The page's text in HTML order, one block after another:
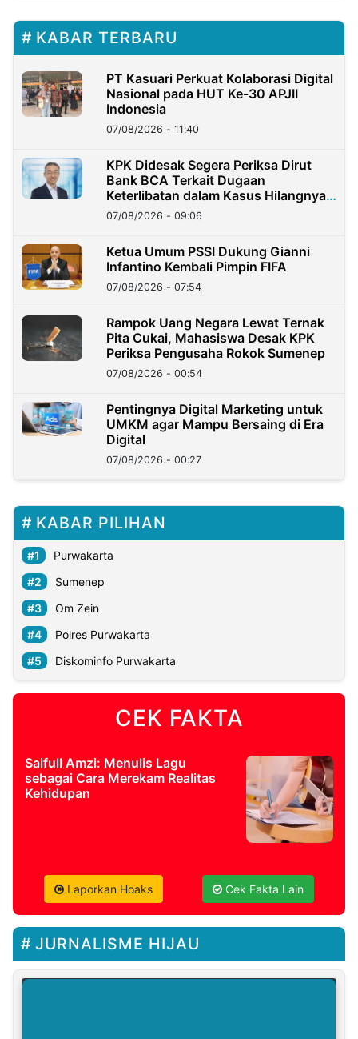
KABAR TERBARU
PT Kasuari Perkuat Kolaborasi Digital
Nasional pada HUT Ke-30 APJII
Indonesia
07/08/2026 - 11:40
KPK Didesak Segera Periksa Dirut
Bank BCA Terkait Dugaan
Keterlibatan dalam Kasus Hilangnya
Dana Nasabah Rp2,58 Miliar
07/08/2026 - 09:06
Ketua Umum PSSI Dukung Gianni
Infantino Kembali Pimpin FIFA
07/08/2026 - 07:54
Rampok Uang Negara Lewat Ternak
Pita Cukai, Mahasiswa Desak KPK
Periksa Pengusaha Rokok Sumenep
07/08/2026 - 00:54
Pentingnya Digital Marketing untuk
UMKM agar Mampu Bersaing di Era
Digital
07/08/2026 - 00:27
KABAR PILIHAN
Purwakarta
Sumenep
Om Zein
Polres Purwakarta
Diskominfo Purwakarta
CEK FAKTA
Saifull Amzi: Menulis Lagu
sebagai Cara Merekam Realitas
Kehidupan
Laporkan Hoaks Cek Fakta Lain
JURNALISME HIJAU